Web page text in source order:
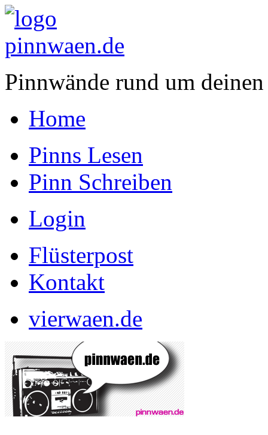
Pinnwände rund um
Home
Pinns Lesen
Pinn Schreiben
Login
Flüsterpost
Kontakt
vierwaen.de